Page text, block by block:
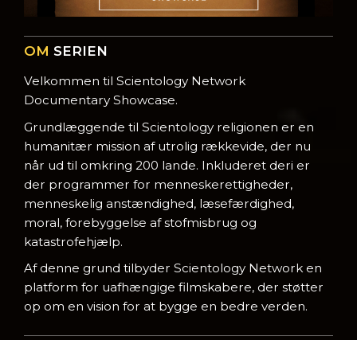
OM SERIEN
Velkommen til Scientology Network
Documentary Showcase.
Grundlæggende til Scientology religionen er en
humanitær mission af utrolig rækkevide, der nu
når ud til omkring 200 lande. Inkluderet deri er
der programmer for menneskerettigheder,
menneskelig anstændighed, læsefærdighed,
moral, forebyggelse af stofmisbrug og
katastrofehjælp.
Af denne grund tilbyder Scientology Network en
platform for uafhængige filmskabere, der støtter
op om en vision for at bygge en bedre verden.